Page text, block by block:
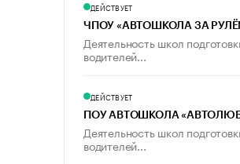
ДЕЙСТВУЕТ
ЧПОУ «АВТОШКОЛА ЗА
Деятельность школ
водителей...
ДЕЙСТВУЕТ
ПОУ АВТОШКОЛА
Деятельность школ
водителей...